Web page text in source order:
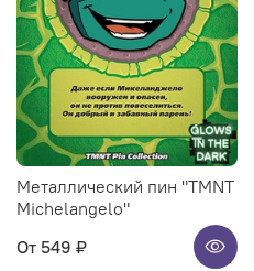
Металлический пин "TMNT
Michelangelo"
От 549 ₽